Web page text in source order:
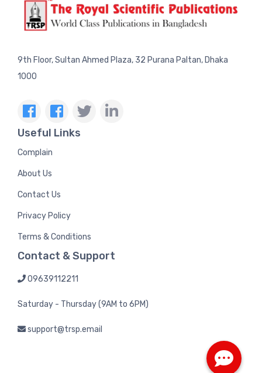
9th Floor, Sultan Ahmed Plaza, 32 Purana Paltan, Dhaka
1000
Useful Links
Complain
About Us
Contact Us
Privacy Policy
Terms & Conditions
Contact & Support
09639112211
Saturday - Thursday (9AM to 6PM)
support@trsp.email